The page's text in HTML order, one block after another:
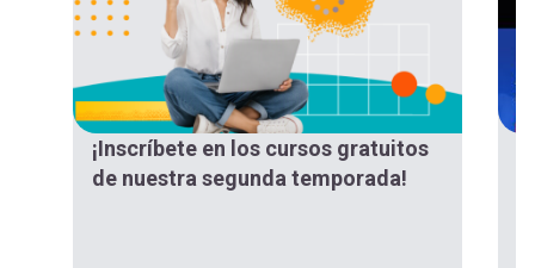
¡Inscríbete en los cursos gratuitos
de nuestra segunda temporada!